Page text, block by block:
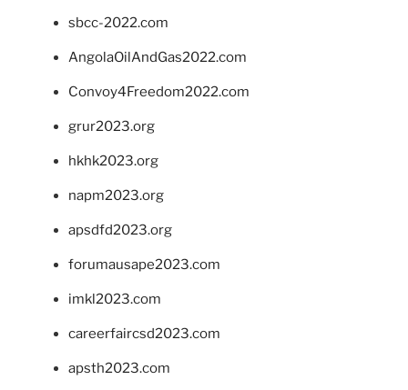
sbcc-2022.com
AngolaOilAndGas2022.com
Convoy4Freedom2022.com
grur2023.org
hkhk2023.org
napm2023.org
apsdfd2023.org
forumausape2023.com
imkl2023.com
careerfaircsd2023.com
apsth2023.com